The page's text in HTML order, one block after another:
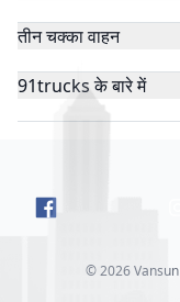
तीन चक्का वाहन
91trucks के बारे में
©2026